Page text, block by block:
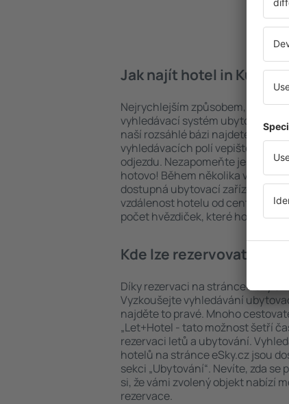
Jak najít hotel in
Nejrychlejším způsobem, jak
vyhledávací systém ubytovacích
naší rozsáhlé bázi najdete přesně
vyhledávacích polí vepište cíl
odjezdu. Nezapomeňte ještě
hotovo! Během několika vteřin
dostupná ubytovací zařízení.
vzdálenost hotelu od centra,
počet hvězdiček, které hotel
Kde lze rezervovat
Díky rezervaci na stránce eSky.cz
Vyzkoušejte vyhledávání
najděte to pravé. Mnoho
„Let+Hotel - tato možnost šetří
rezervaci letů a ubytování.
hotelů na stránce eSky.cz jsou
sekci „Ubytování“. Nevíte, zda
si, že vámi zvolený objekt nabízí
rezervace.